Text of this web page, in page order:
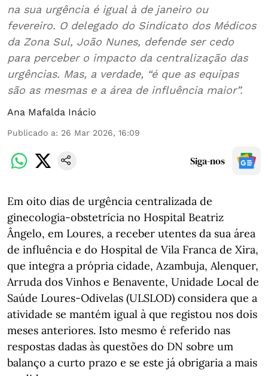
na sua urgência é igual à de janeiro ou
fevereiro. O delegado do Sindicato dos Médicos
da Zona Sul, João Nunes, defende ser cedo
para perceber o impacto da centralização das
urgências. Mas, a verdade, “é que as equipas
são as mesmas e a área de influência maior”.
Ana Mafalda Inácio
Publicado a: 26 Mar 2026, 16:09
Siga-nos
Em oito dias de urgência centralizada de
ginecologia-obstetrícia no Hospital Beatriz
Ângelo, em Loures, a receber utentes da sua área
de influência e do Hospital de Vila Franca de Xira,
que integra a própria cidade, Azambuja, Alenquer,
Arruda dos Vinhos e Benavente, Unidade Local de
Saúde Loures-Odivelas (ULSLOD) considera que a
atividade se mantém igual à que registou nos dois
meses anteriores. Isto mesmo é referido nas
respostas dadas às questões do DN sobre um
balanço a curto prazo e se este já obrigaria a mais